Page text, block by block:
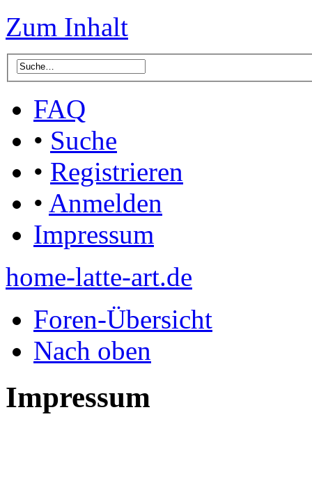
Zum Inhalt
FAQ
• Suche
• Registrieren
• Anmelden
Impressum
home-latte-art.de
Foren-Übersicht
Nach oben
Impressum